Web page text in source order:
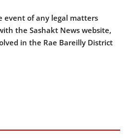
event of any legal matters
the Sashakt News website,
in the Rae Bareilly District